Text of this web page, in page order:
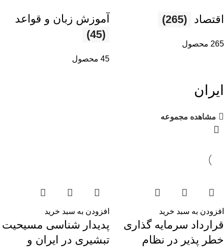
اقتصاد (265)
265 محصول
آموزش زبان و قواعد
(45)
45 محصول
ایران
مشاهده مجموعه
افزودن به سبد خرید
قرارداد سرمایه گذاری
خطر پذیر در نظام
افزودن به سبد خرید
پدیدار شناسی مسیحیت
تبشیری در ایران و